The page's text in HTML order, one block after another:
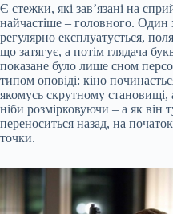
Є стежки, які зав’язані на
найчастіше – головного.
регулярно експлуатується,
що затягує, а потім глядача
показане було лише сном
типом оповіді: кіно
якомусь скрутному становищі,
ніби розмірковуючи – а як він
переноситься назад, на
точки.